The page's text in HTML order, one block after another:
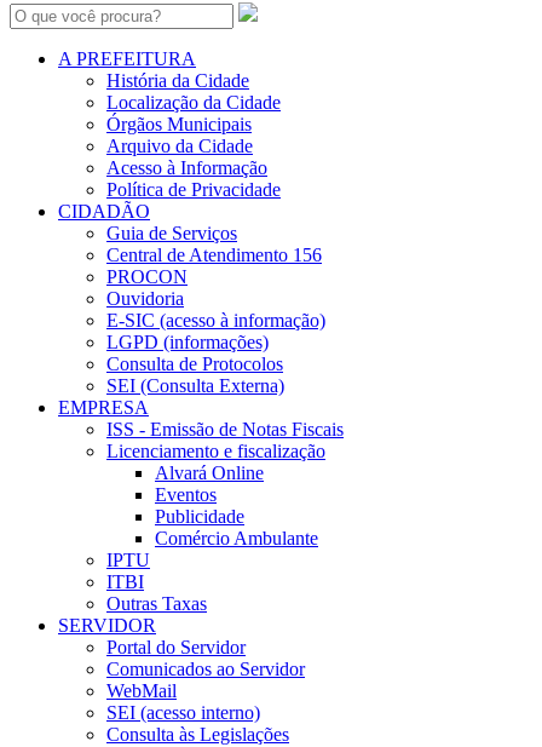
Search:
A PREFEITURA
História da Cidade
Localização da Cidade
Órgãos Municipais
Arquivo da Cidade
Acesso à Informação
Política de Privacidade
CIDADÃO
Guia de Serviços
Central de Atendimento 156
PROCON
Ouvidoria
E-SIC (acesso à informação)
LGPD (informações)
Consulta de Protocolos
SEI (Consulta Externa)
EMPRESA
ISS - Emissão de Notas Fiscais
Licenciamento e fiscalização
Alvará Online
Eventos
Publicidade
Comércio Ambulante
IPTU
ITBI
Outras Taxas
SERVIDOR
Portal do Servidor
Comunicados ao Servidor
WebMail
SEI (acesso interno)
Consulta às Legislações